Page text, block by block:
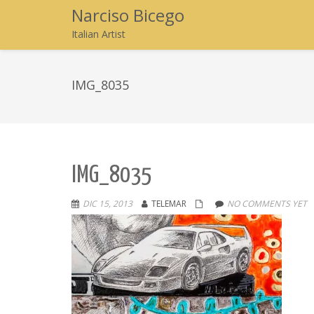
Narciso Bicego
Italian Artist
IMG_8035
IMG_8035
DIC 15, 2013 TELEMAR NO COMMENTS YET